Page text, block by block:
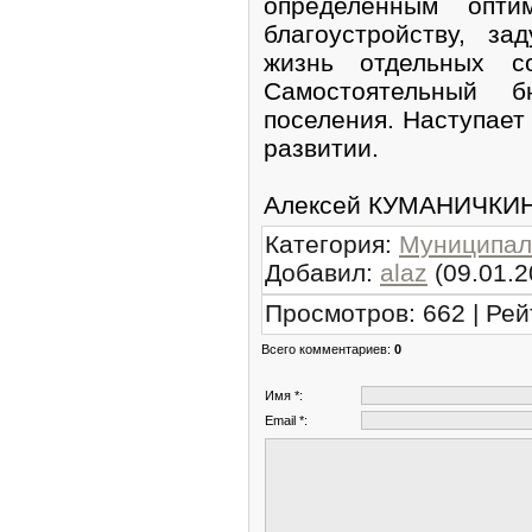
благоустройству,
жизнь отдельных
поселения.
развитии.
Алексей
Категория:
Добавил: alaz
Просмотров: 662 |
Всего комментариев: 0
Имя *:
Email *: